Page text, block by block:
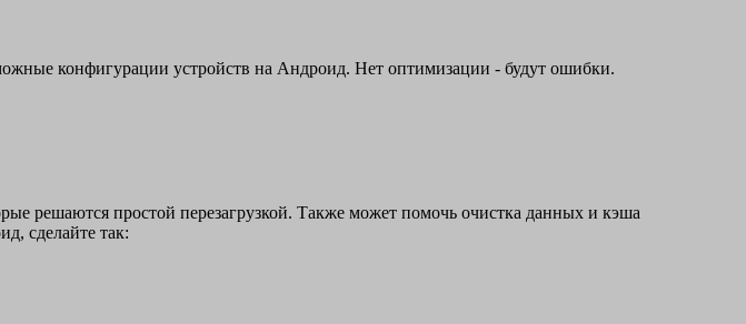
конфигурации устройств на Андроид. Нет оптимизации - будут ошибки.
решаются простой перезагрузкой. Также может помочь очистка данных и кэша
сделайте так: